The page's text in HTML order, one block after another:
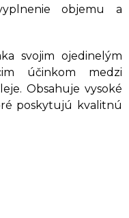
objemu a
svojim ojedinelým
účinkom medzi
Obsahuje vysoké
poskytujú kvalitnú